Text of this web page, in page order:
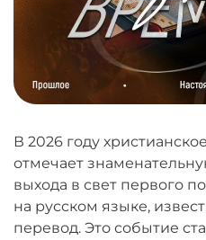
В 2026 году
отмечает
выхода в свет первого
на русском языке,
перевод. Это событие